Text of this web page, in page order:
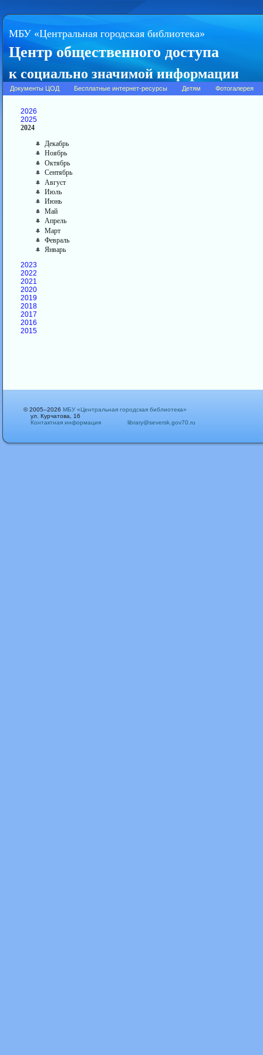
МБУ «Центральная городская библиотека»
Центр общественного доступа
к социально значимой информации
Документы ЦОД Бесплатные интернет-ресурсы Детям Фотогалерея
2026
2025
2024
Декабрь
Ноябрь
Октябрь
Сентябрь
Август
Июль
Июнь
Май
Апрель
Март
Февраль
Январь
2023
2022
2021
2020
2019
2018
2017
2016
2015
© 2005–2026 МБУ «Центральная городская библиотека»
ул. Курчатова, 16
Контактная информация
library@seversk.gov70.ru